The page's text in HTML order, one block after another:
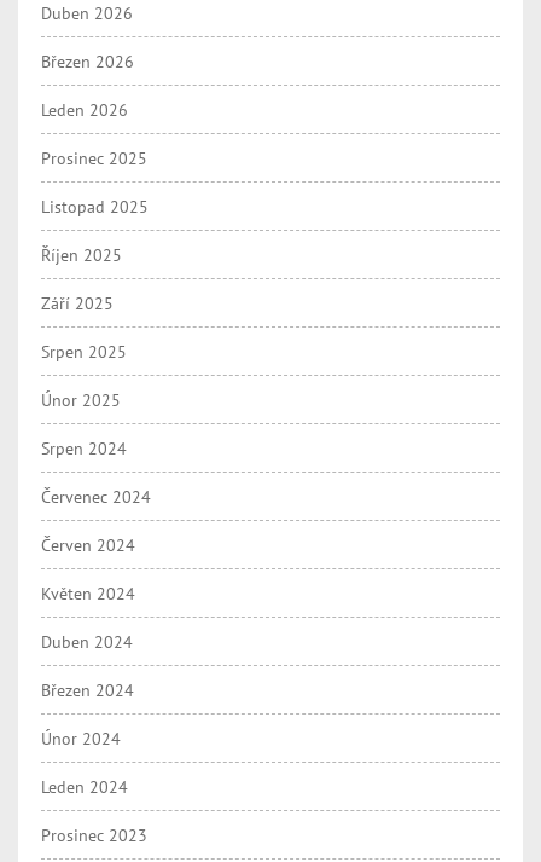
Duben 2026
Březen 2026
Leden 2026
Prosinec 2025
Listopad 2025
Říjen 2025
Září 2025
Srpen 2025
Únor 2025
Srpen 2024
Červenec 2024
Červen 2024
Květen 2024
Duben 2024
Březen 2024
Únor 2024
Leden 2024
Prosinec 2023